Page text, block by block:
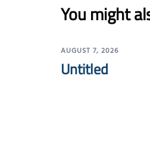
You might
AUGUST 7, 2026
Untitled